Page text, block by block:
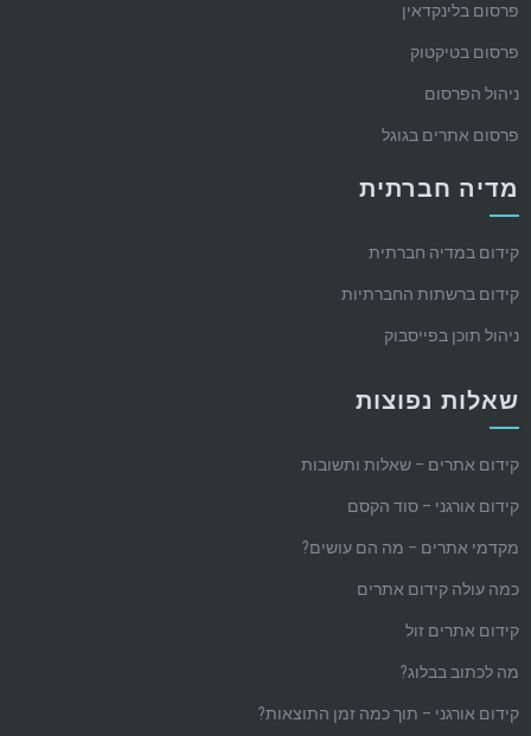
פרסום בלינקדאין
פרסום בטיקטוק
ניהול הפרסום
פרסום אתרים בגוגל
מדיה חברתית
קידום במדיה חברתית
קידום ברשתות החברתיות
ניהול תוכן בפייסבוק
שאלות נפוצות
קידום אתרים – שאלות ותשובות
קידום אורגני – סוד הקסם
מקדמי אתרים – מה הם עושים?
כמה עולה קידום אתרים
קידום אתרים זול
מה לכתוב בבלוג?
קידום אורגני – תוך כמה זמן התוצאות?